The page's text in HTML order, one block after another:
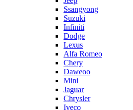
Ssangyong
Suzuki
Infiniti
Dodge
Lexus
Alfa Romeo
Chery
Daweoo
Mini
Jaguar
Chrysler
Iveco